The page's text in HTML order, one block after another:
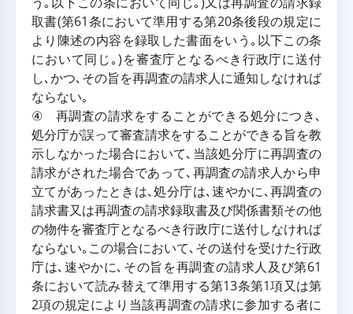
取書(第61条において準用する第20条後段の規定に
より陳述の内容を録取した書面をいう｡以下この条
において同じ｡)を審査庁となるべき行政庁に送付
し､かつ､その旨を再調査の請求人に通知しなければ
ならない｡
④ 再調査の請求をすることができる処分につき､
処分庁が誤って審査請求をすることができる旨を教
示しなかった場合において､当該処分庁に再調査の
請求がされた場合であって､再調査の請求人から申
立てがあったときは､処分庁は､速やかに､再調査の
請求書又は再調査の請求録取書及び関係書類その他
の物件を審査庁となるべき行政庁に送付しなければ
ならない｡この場合において､その送付を受けた行政
庁は､速やかに､その旨を再調査の請求人及び第61
条において読み替えて準用する第13条第1項又は第
2項の規定により当該再調査の請求に参加する者に